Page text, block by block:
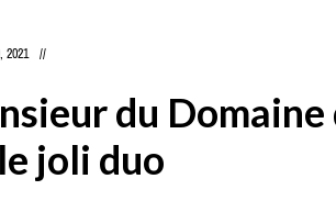
2021
du Domaine
joli duo